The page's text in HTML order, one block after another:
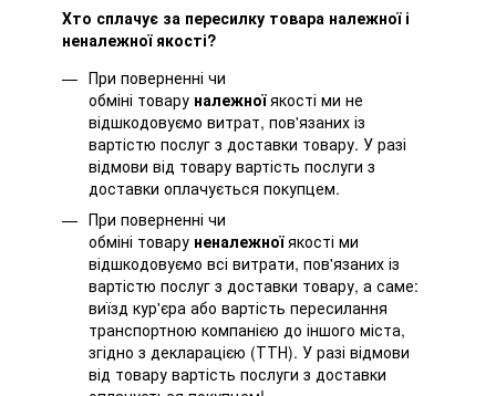
Хто сплачує за пересилку товара належної і
неналежної якості?
При поверненні чи
обміні товару належноїякості ми не
відшкодовуємо витрат, пов'язаних із
вартістю послуг з доставки товару. У разі
відмови від товару вартість послуги з
доставки оплачується покупцем.
При поверненні чи
обміні товару неналежноїякості ми
відшкодовуємо всі витрати, пов'язаних із
вартістю послуг з доставки товару, а саме:
виїзд кур'єра або вартість пересилання
транспортною компанією до іншого міста,
згідно з декларацією (ТТН). У разі відмови
від товару вартість послуги з доставки